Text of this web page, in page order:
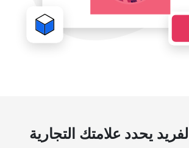
يحدد علامتك التجارية